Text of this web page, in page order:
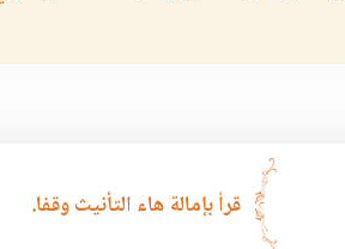
قرأ بإمالة هاء التأنيث وقفا.